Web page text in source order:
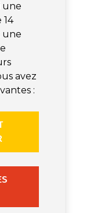
une
14
une
avez
: